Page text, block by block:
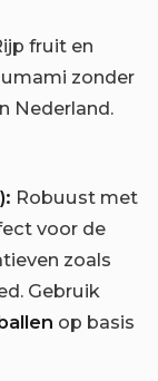
fruit en
zonder
Nederland.
Robuust met
voor de
zoals
Gebruik
op basis